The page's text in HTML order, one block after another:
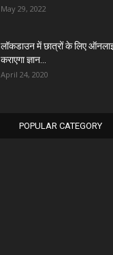
May 29, 2022
लॉकडाउन में छात्रों के लिए
कराएगा ज्ञान...
April 24, 2020
POPULAR CATEGORY